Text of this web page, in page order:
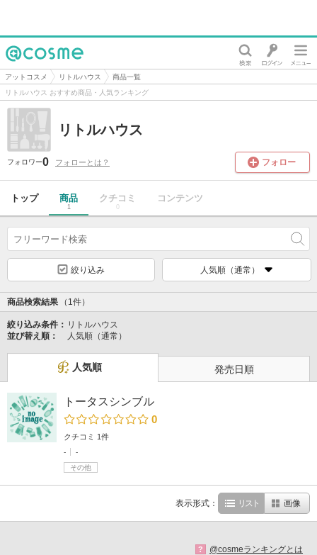
@cosme
アットコスメ リトルハウス
商品一覧
リトルハウス おすすめ商品・人気ランキング
リトルハウス
フォロワー0 フォローとは？ フォロー
トップ 商品
1
クチコミ
0
コンテンツ
絞り込み 人気順（通常）
商品検索結果 （1件）
絞り込み条件： リトルハウス
並び替え順：
人気順（通常）
人気順 発売日順
トータスシンブル
0
クチコミ 1件
-
-
その他
表示形式： リスト 画像
? @cosmeランキングとは